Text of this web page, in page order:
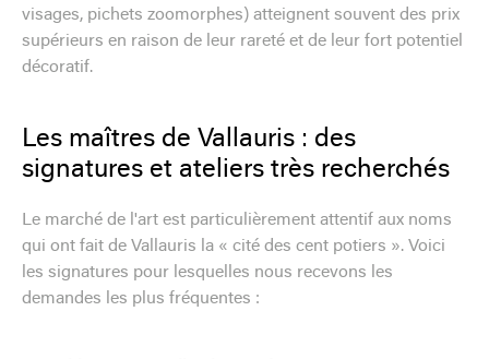
visages, pichets zoomorphes) atteignent souvent des prix
supérieurs en raison de leur rareté et de leur fort potentiel
décoratif.
Les maîtres de Vallauris : des
signatures et ateliers très recherchés
Le marché de l'art est particulièrement attentif aux noms
qui ont fait de Vallauris la « cité des cent potiers ». Voici
les signatures pour lesquelles nous recevons les
demandes les plus fréquentes :